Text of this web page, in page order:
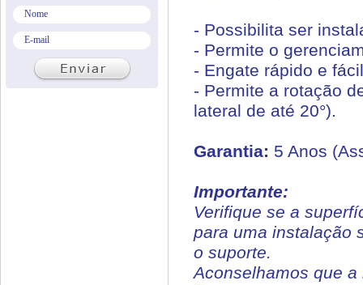
- Possibilita ser
- Permite o
- Engate rápido e
- Permite a rotação
lateral de até 20°).
Garantia: 5 Anos
Importante:
Verifique se a
para uma instalação
o suporte.
Aconselhamos que